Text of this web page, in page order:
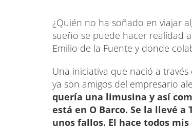
¿Quién no ha soñado en viajar
sueño se puede hacer realidad
Emilio de la Fuente y donde
Una iniciativa que nació a
ya son amigos del empresario
quería una limusina y así
está en O Barco. Se la llevé
unos fallos. El hace todos